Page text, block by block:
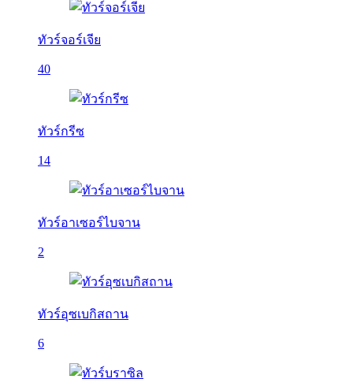
ทัวร์จอร์เจีย
40
ทัวร์กรีซ
14
ทัวร์อาเซอร์ไบจาน
2
ทัวร์อุซเบกิสถาน
6